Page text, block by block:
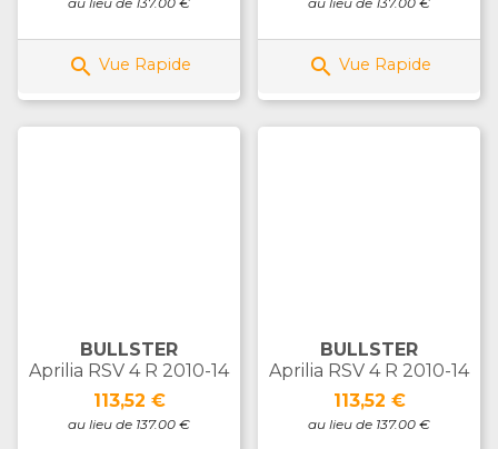
 Vue Rapide  Vue Rapide
BULLSTER
Aprilia RSV 4 R 2010-14
Prix
113,52 €
au lieu de 137.00 €
BULLSTER
Aprilia RSV 4 R 2010-14
Prix
113,52 €
au lieu de 137.00 €